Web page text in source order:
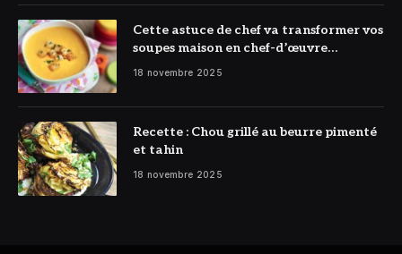
Cette astuce de chef va transformer vos
soupes maison en chef-d’œuvre
réconfortant
18 novembre 2025
Recette : Chou grillé au beurre pimenté
et tahin
18 novembre 2025